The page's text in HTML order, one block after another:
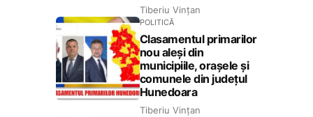
Tiberiu Vințan
POLITICĂ
Clasamentul primarilor
nou aleși din
municipiile, orașele și
comunele din județul
Hunedoara
Tiberiu Vințan